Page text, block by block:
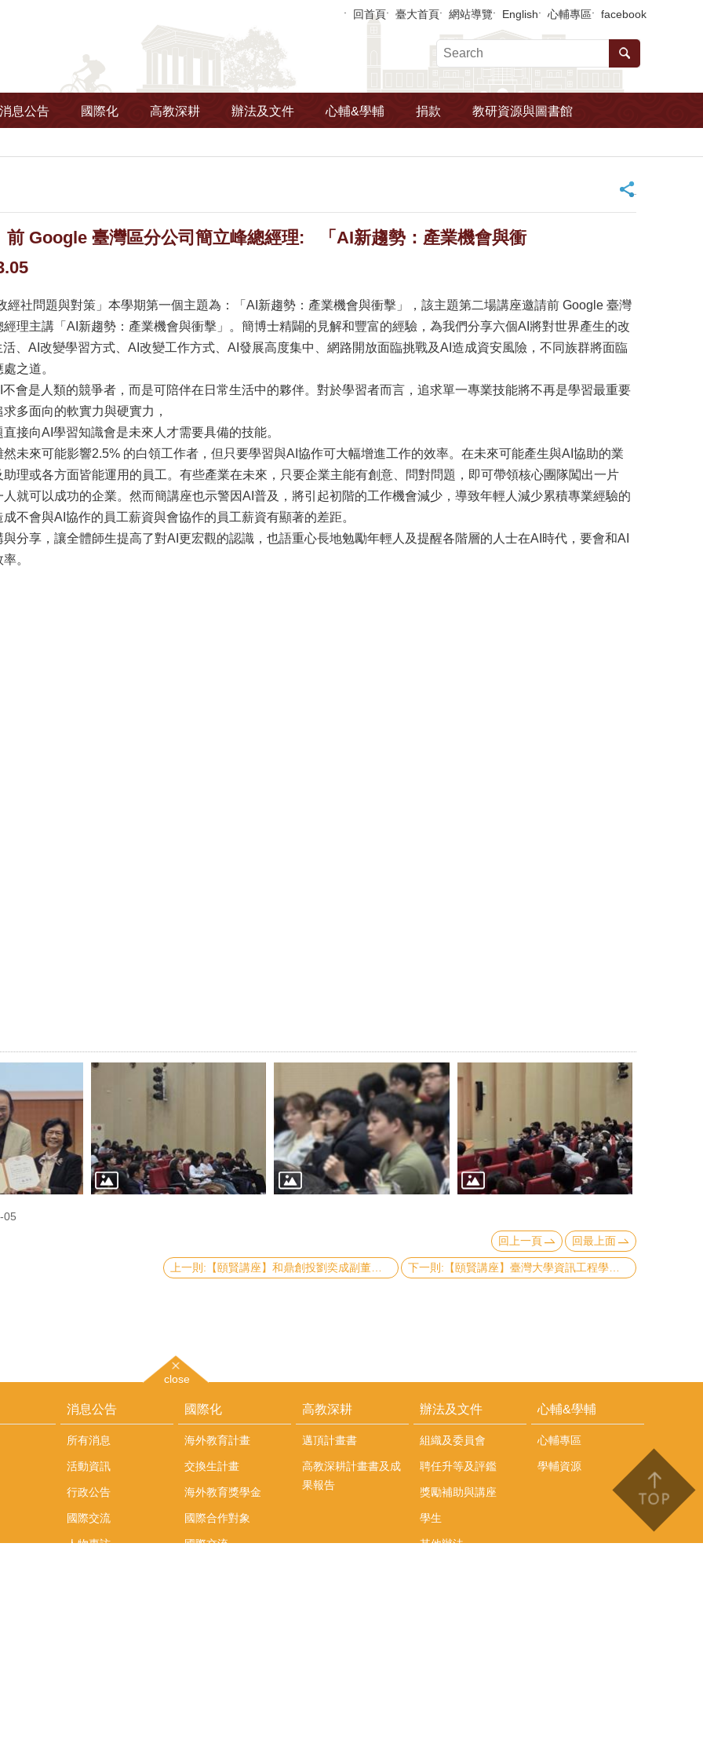
回首頁 臺大首頁 網站導覽 English 心輔專區 facebook
息公告 國際化 高教深耕 辦法及文件 心輔&學輔 捐款 教研資源與圖書館
_
前 Google 臺灣區分公司簡立峰總經理: 「AI新趨勢：產業機會與衝
經社問題與對策」本學期第一個主題為：「AI新趨勢：產業機會與衝擊」，該主題第二場講座邀請前 Google 臺灣
理主講「AI新趨勢：產業機會與衝擊」。簡博士精闢的見解和豐富的經驗，為我們分享六個AI將對世界產生的改
、AI改變學習方式、AI改變工作方式、AI發展高度集中、網路開放面臨挑戰及AI造成資安風險，不同族群將面臨
之道。
會是人類的競爭者，而是可陪伴在日常生活中的夥伴。對於學習者而言，追求單一專業技能將不再是學習最重要
多面向的軟實力與硬實力，
接向AI學習知識會是未來人才需要具備的技能。
未來可能影響2.5% 的白領工作者，但只要學習與AI協作可大幅增進工作的效率。在未來可能產生與AI協助的業
理或各方面皆能運用的員工。有些產業在未來，只要企業主能有創意、問對問題，即可帶領核心團隊闖出一片
就可以成功的企業。然而簡講座也示警因AI普及，將引起初階的工作機會減少，導致年輕人減少累積專業經驗的
不會與AI協作的員工薪資與會協作的員工薪資有顯著的差距。
分享，讓全體師生提高了對AI更宏觀的認識，也語重心長地勉勵年輕人及提醒各階層的人士在AI時代，要會和AI
。
05
回上一頁
回最上面
close
消息公告
所有消息
活動資訊
行政公告
國際交流
人物專訪
國際化
海外教育計畫
交換生計畫
海外教育獎學金
國際合作對象
國際交流
高教深耕
邁頂計畫書
高教深耕計畫書及成
果報告
辦法及文件
組織及委員會
聘任升等及評鑑
獎勵補助與講座
學生
其他辦法
心輔&學輔
心輔專區
學輔資源